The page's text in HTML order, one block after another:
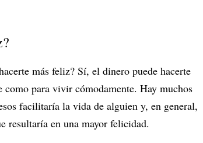
más feliz? Sí, el dinero puede hacerte
para vivir cómodamente. Hay muchos
facilitaría la vida de alguien y, en general,
resultaría en una mayor felicidad.